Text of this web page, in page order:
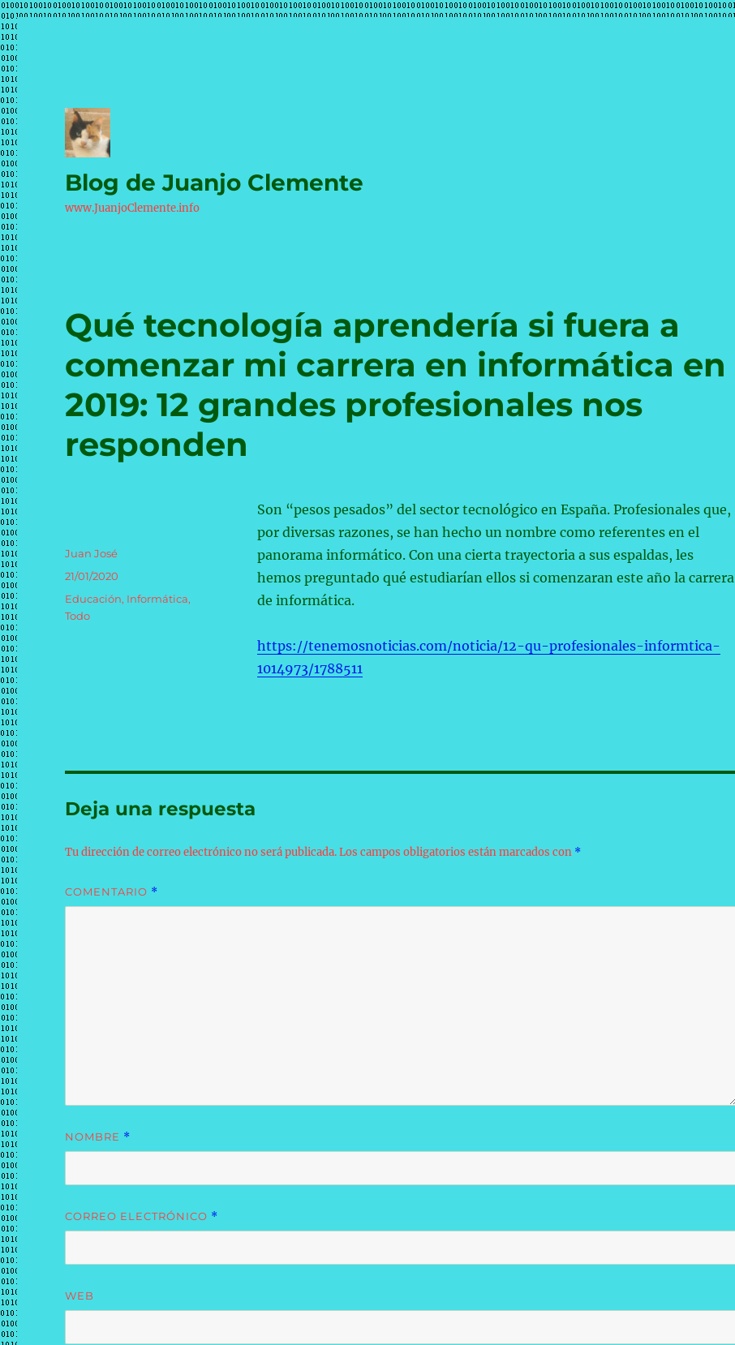
Blog de Juanjo Clemente
www.JuanjoClemente.info
Qué tecnología aprendería si fuera a
comenzar mi carrera en informática en
2019: 12 grandes profesionales nos
responden
Son “pesos pesados” del sector tecnológico en España. Profesionales que,
por diversas razones, se han hecho un nombre como referentes en el
panorama informático. Con una cierta trayectoria a sus espaldas, les
hemos preguntado qué estudiarían ellos si comenzaran este año la carrera
de informática.
https://tenemosnoticias.com/noticia/12-qu-profesionales-informtica-
1014973/1788511
Autor
Juan José
Publicado
21/01/2020
Categorías
Educación, Informática,
Todo
Deja una respuesta
Tu dirección de correo electrónico no será publicada.Los campos obligatorios están marcados con *
COMENTARIO *
NOMBRE *
CORREO ELECTRÓNICO *
WEB